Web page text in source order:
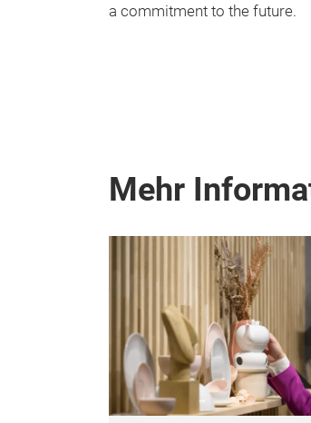
a commitment to the future.
Mehr